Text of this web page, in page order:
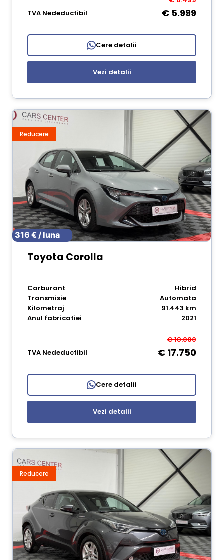
TVA Nedeductibil
€ 5.999
Cere detalii
Vezi detalii
Reducere
316 € / luna
Toyota Corolla
Carburant
Hibrid
Transmisie
Automata
Kilometraj
91.443 km
Anul fabricatiei
2021
€ 18.000
TVA Nedeductibil
€ 17.750
Cere detalii
Vezi detalii
Reducere